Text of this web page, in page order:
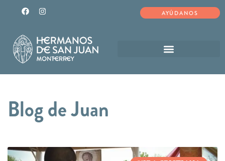
AYÚDANOS
Blog de Juan